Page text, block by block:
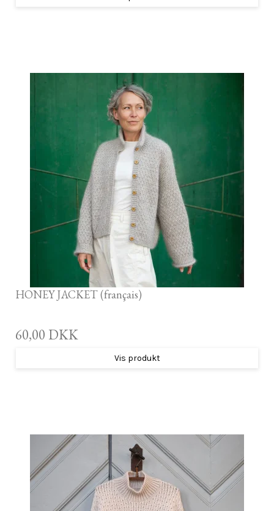
HONEY JACKET (français)
60,00 DKK
Vis produkt